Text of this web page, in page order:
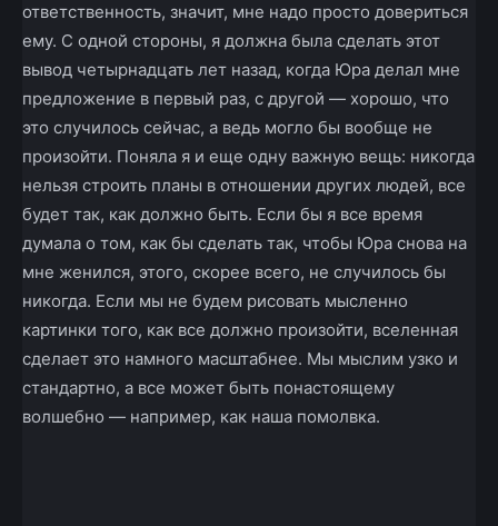
ответственность, значит, мне надо просто довериться
ему. С одной стороны, я должна была сделать этот
вывод четырнадцать лет назад, когда Юра делал мне
предложение в первый раз, с другой — хорошо, что
это случилось сейчас, а ведь могло бы вообще не
произойти. Поняла я и еще одну важную вещь: никогда
нельзя строить планы в отношении других людей, все
будет так, как должно быть. Если бы я все время
думала о том, как бы сделать так, чтобы Юра снова на
мне женился, этого, скорее всего, не случилось бы
никогда. Если мы не будем рисовать мысленно
картинки того, как все должно произойти, вселенная
сделает это намного масштабнее. Мы мыслим узко и
стандартно, а все может быть по­настоящему
волшебно — например, как наша помолвка.